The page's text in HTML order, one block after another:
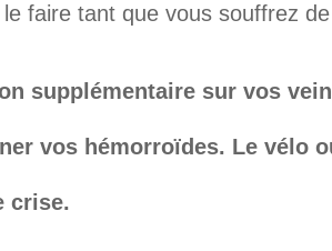
faire tant que vous souffrez
supplémentaire sur vos
vos hémorroïdes. Le vélo
crise.